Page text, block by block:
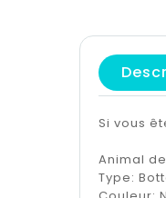
Si vous
Animal
Type: